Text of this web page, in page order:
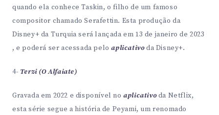
quando ela conhece Taskin, o filho de um famoso
compositor chamado Serafettin. Esta produção da
Disney+ da Turquia será lançada em 13 de janeiro de 2023​
, e poderá ser acessada peloaplicativoda Disney+.
4- Terzi (O Alfaiate)
Gravada em 2022 e disponível noaplicativoda Netflix,
esta série segue a história de Peyami, um renomado